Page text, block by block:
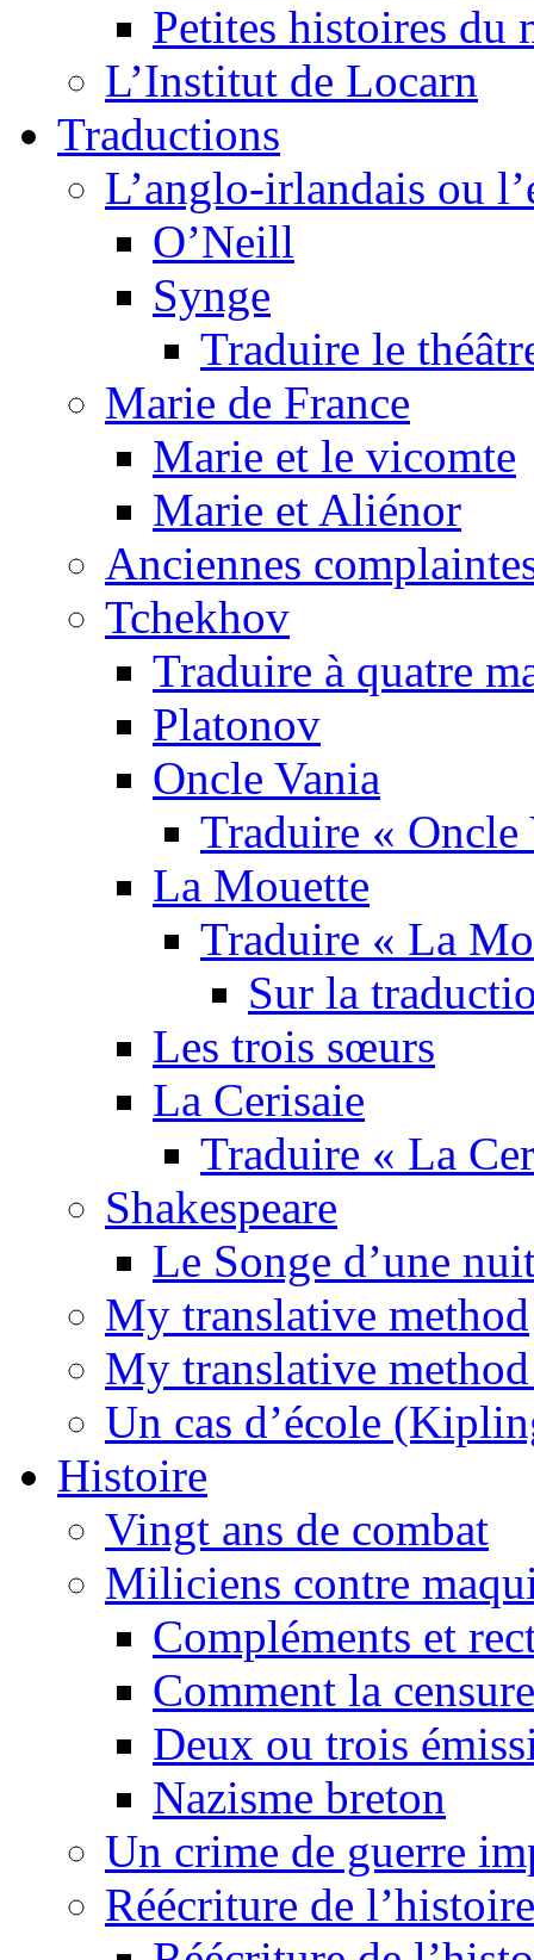
Petites histoires du
L’Institut de Locarn
Traductions
L’anglo-irlandais ou
O’Neill
Synge
Traduire le
Marie de France
Marie et le vicomte
Marie et Aliénor
Anciennes
Tchekhov
Traduire à quatre
Platonov
Oncle Vania
Traduire « Oncle
La Mouette
Traduire « La
Sur la
Les trois sœurs
La Cerisaie
Traduire « La
Shakespeare
Le Songe d’une
My translative method
My translative
Un cas d’école
Histoire
Vingt ans de combat
Miliciens contre
Compléments et
Comment la
Deux ou trois
Nazisme breton
Un crime de guerre
Réécriture de